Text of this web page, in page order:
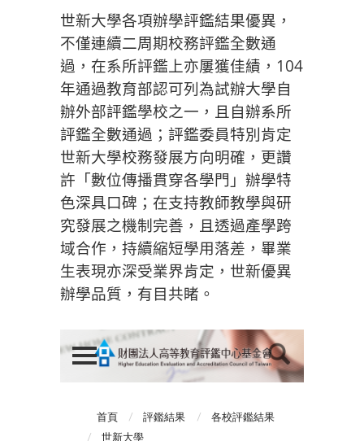
世新大學各項辦學評鑑結果優異，
不僅連續二周期校務評鑑全數通
過，在系所評鑑上亦屢獲佳績，104
年通過教育部認可列為試辦大學自
辦外部評鑑學校之一，且自辦系所
評鑑全數通過；評鑑委員特別肯定
世新大學校務發展方向明確，更讚
許「數位傳播貫穿各學門」辦學特
色深具口碑；在支持教師教學與研
究發展之機制完善，且透過產學跨
域合作，持續縮短學用落差，畢業
生表現亦深受業界肯定，世新優異
辦學品質，有目共睹。